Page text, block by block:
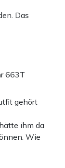
Das
663T
gehört
ihm da
Wie